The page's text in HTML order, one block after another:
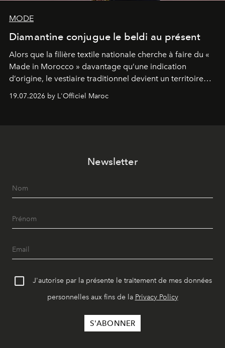
MODE
Diamantine conjugue le beldi au présent
Alors que la filière textile nationale cherche à faire du «
Made in Morocco » davantage qu’une indication
d’origine, le vestiaire traditionnel devient un territoire
d’expérimentation. Avec Néo Beldi, Diamantine en
révise les proportions et les usages pour l’inscrire dans
19.07.2026 by L'Officiel Maroc
Newsletter
J'autorise par la présente le traitement de mes données
personnelles aux fins de la Privacy Policy